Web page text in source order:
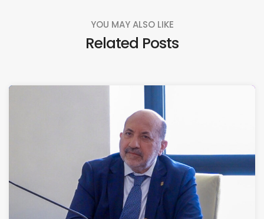
YOU MAY ALSO LIKE
Related Posts